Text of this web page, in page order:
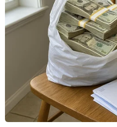
Những con
dịch quân sự của Mỹ
08/06/2026 21:20
Tổn thất về máy bay, UAV
cho chiến dịch quân sự
chú ý của dư luận quốc tế.